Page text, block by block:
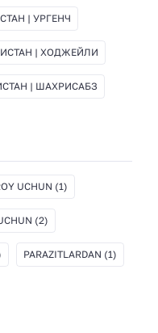
| УРГЕНЧ
| ХОДЖЕЙЛИ
| ШАХРИСАБЗ
UCHUN (1)
(2)
PARAZITLARDAN (1)